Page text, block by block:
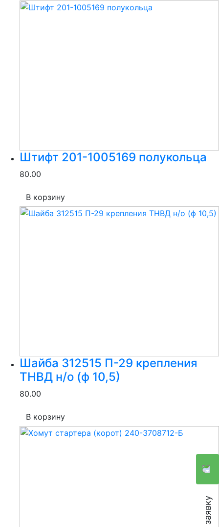
Штифт 201-1005169 полукольца
80.00
В корзину
Шайба 312515 П-29 крепления
ТНВД н/о (ф 10,5)
80.00
В корзину